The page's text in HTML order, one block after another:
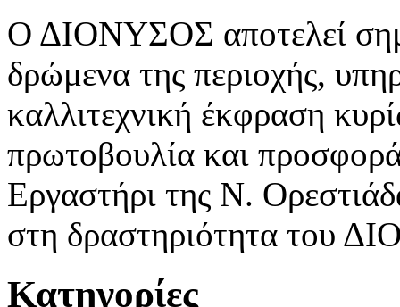
Ο ΔΙΟΝΥΣΟΣ αποτελεί
δρώμενα της περιοχής,
καλλιτεχνική έκφραση
πρωτοβουλία και
Εργαστήρι της Ν.
στη δραστηριότητα του
Κατηγορίες